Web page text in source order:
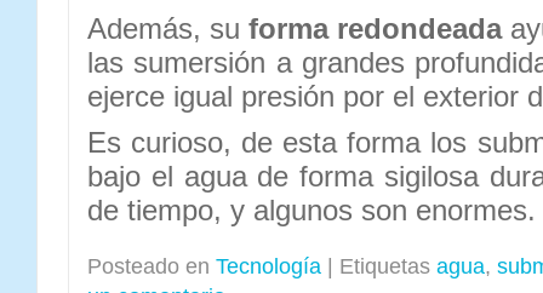
Además, suforma redondeada
las sumersión a grandes
ejerce igual presión por el exterior
Es curioso, de esta forma los
bajo el agua de forma sigilosa
de tiempo, y algunos son enormes.
Posteado en Tecnología Etiquetas agua,